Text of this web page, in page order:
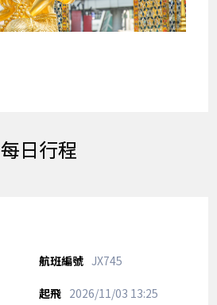
每日行程
JX745
2026/11/03 13:25